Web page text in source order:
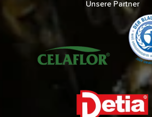
Unsere Partner